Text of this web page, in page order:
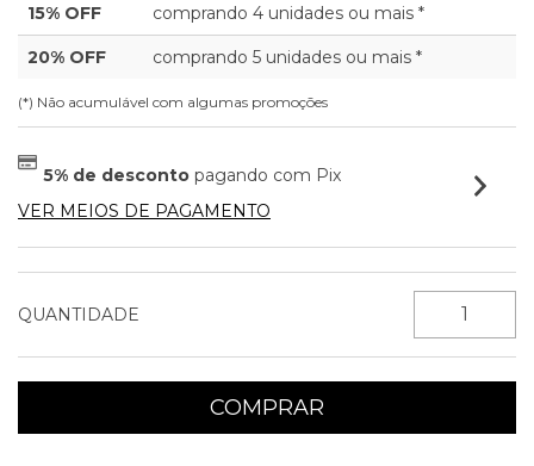
15% OFF comprando 4 unidades ou mais *
20% OFF comprando 5 unidades ou mais *
(*) Não acumulável com algumas promoções
5% de descontopagando com Pix
VER MEIOS DE PAGAMENTO
QUANTIDADE